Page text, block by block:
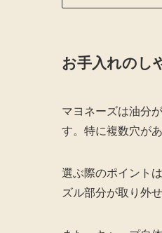
お手入れのし
マヨネーズは油分
す。特に複数穴が
選ぶ際のポイント
ズル部分が取り外